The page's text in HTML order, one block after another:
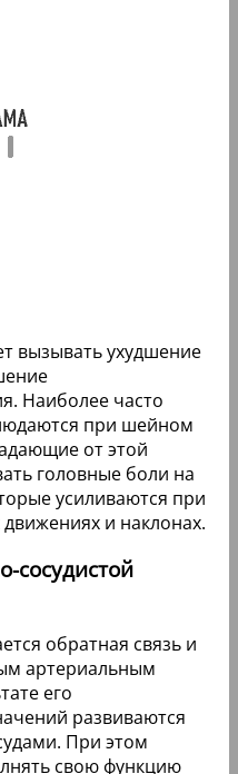
вызывать ухудшение
Наиболее часто
при шейном
от этой
головные боли на
усиливаются при
и наклонах.
сосудистой
обратная связь и
артериальным
его
развиваются
При этом
свою функцию